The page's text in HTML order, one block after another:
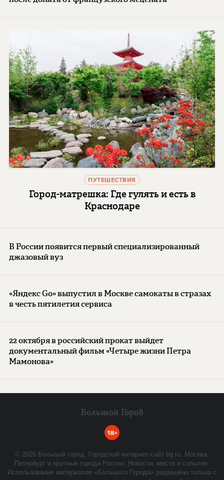
ПУТЕШЕСТВИЯ
Город-матрешка: Где гулять и есть в
Краснодаре
В России появится первый специализированный
джазовый вуз
«Яндекс Go» выпустил в Москве самокаты в стразах
в честь пятилетия сервиса
22 октября в российский прокат выйдет
документальный фильм «Четыре жизни Петра
Мамонова»
18+
© 2026 Большой город. Городской интернет-сайт bg.ru. Москва,
Петербург и крупные города России. Новости, места и события.
Использование материалов «Большого Города» разрешено только с